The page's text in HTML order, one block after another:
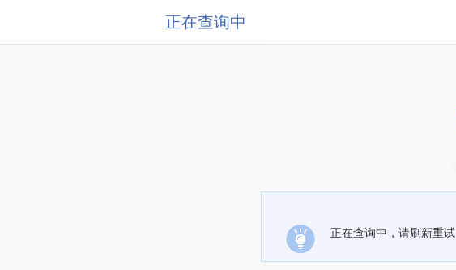
正在查询中
正在查询中，请刷新重试